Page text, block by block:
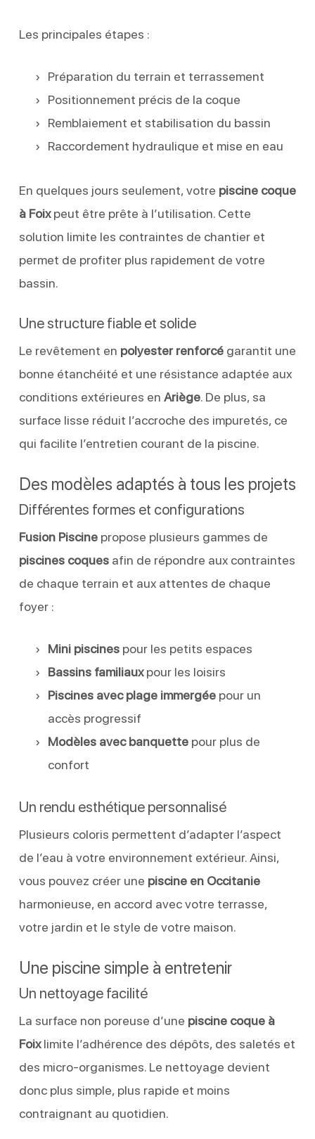
Les principales étapes :
Préparation du terrain et terrassement
Positionnement précis de la coque
Remblaiement et stabilisation du bassin
Raccordement hydraulique et mise en eau
En quelques jours seulement, votre piscine coque
à Foixpeut être prête à l’utilisation. Cette
solution limite les contraintes de chantier et
permet de profiter plus rapidement de votre
bassin.
Une structure fiable et solide
Le revêtement en polyester renforcégarantit une
bonne étanchéité et une résistance adaptée aux
conditions extérieures en Ariège. De plus, sa
surface lisse réduit l’accroche des impuretés, ce
qui facilite l’entretien courant de la piscine.
Des modèles adaptés à tous les projets
Différentes formes et configurations
Fusion Piscinepropose plusieurs gammes de
piscines coquesafin de répondre aux contraintes
de chaque terrain et aux attentes de chaque
foyer :
Mini piscinespour les petits espaces
Bassins familiauxpour les loisirs
Piscines avec plage immergéepour un
accès progressif
Modèles avec banquettepour plus de
confort
Un rendu esthétique personnalisé
Plusieurs coloris permettent d’adapter l’aspect
de l’eau à votre environnement extérieur. Ainsi,
vous pouvez créer une piscine en Occitanie
harmonieuse, en accord avec votre terrasse,
votre jardin et le style de votre maison.
Une piscine simple à entretenir
Un nettoyage facilité
La surface non poreuse d’une piscine coque à
Foixlimite l’adhérence des dépôts, des saletés et
des micro-organismes. Le nettoyage devient
donc plus simple, plus rapide et moins
contraignant au quotidien.